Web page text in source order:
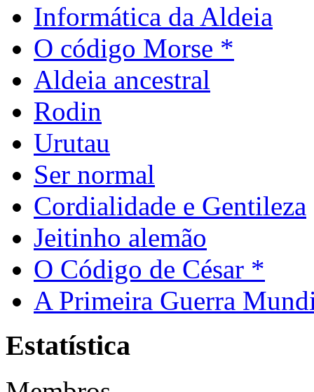
Informática da Aldeia
O código Morse *
Aldeia ancestral
Rodin
Urutau
Ser normal
Cordialidade e Gentileza
Jeitinho alemão
O Código de César *
A Primeira Guerra
Estatística